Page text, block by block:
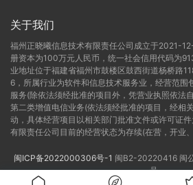
关于我们
福州正晓曦信息技术有限责任公司成立于2021-
册资本为100万元人民币，统一社会信用代码为
业地址位于福建省福州市鼓楼区鼓西街道杨桥路
6，所属行业为软件和信息技术服务业，经营范围
服务(除依法须经批准的项目外，凭营业执照依法
第二类增值电信业务(依法须经批准的项目，经相
动，具体经营项目以相关部门批准文件或许可证
有限责任公司目前的经营状态为存续(在营，开业、
闽ICP备2022000306号-1 闽B2-20220416 闽
号